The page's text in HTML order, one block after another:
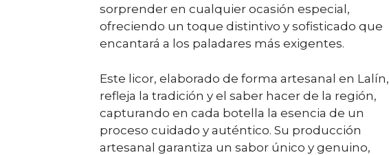
sorprender en cualquier ocasión especial,
ofreciendo un toque distintivo y sofisticado que
encantará a los paladares más exigentes.
Este licor, elaborado de forma artesanal en Lalín,
refleja la tradición y el saber hacer de la región,
capturando en cada botella la esencia de un
proceso cuidado y auténtico. Su producción
artesanal garantiza un sabor único y genuino,